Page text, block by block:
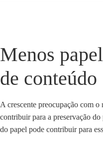
Menos
de conteúdo
A crescente preocupação com o
contribuir para a preservação
do papel pode contribuir para